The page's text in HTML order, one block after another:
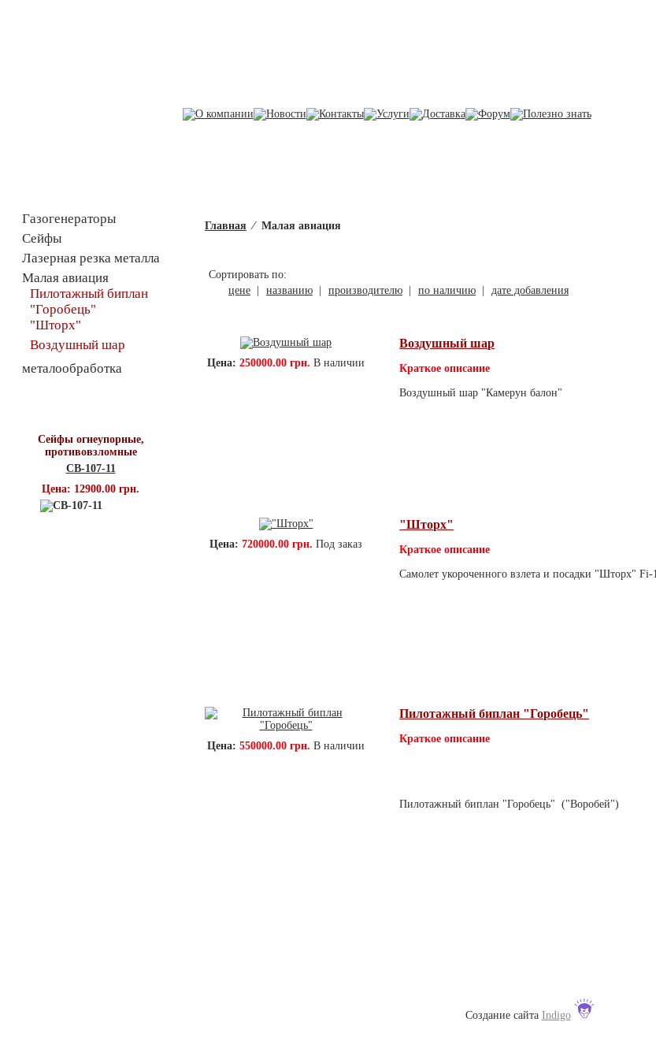
Главная ⁄ Малая авиация
Сортировать по:
цене
названию производителю по наличию дате добавления
Цена: 250000.00 грн. В наличии
Воздушный шар
Краткое описание
Воздушный шар "Камерун балон"
Цена: 720000.00 грн. Под заказ
"Шторх"
Краткое описание
Самолет укороченного взлета и посадки "Шторх" Fi-
Цена: 550000.00 грн. В наличии
Пилотажный биплан "Горобець"
Краткое описание
Пилотажный биплан "Горобець" ("Воробей")
Газогенераторы
Сейфы
Лазерная резка металла
Малая авиация
Пилотажный биплан
"Горобець"
"Шторх"
Воздушный шар
металообработка
Сейфы огнеупорные,
противовзломные
СВ-107-11
Цена: 12900.00 грн.
Создание сайта Indigo